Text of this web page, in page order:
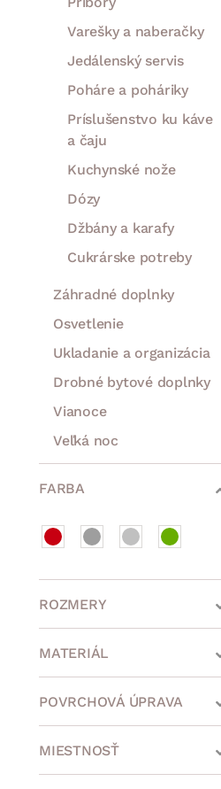
Varešky a naberačky
Jedálenský servis
Poháre a poháriky
Príslušenstvo ku káve
a čaju
Kuchynské nože
Dózy
Džbány a karafy
Cukrárske potreby
Záhradné doplnky
Osvetlenie
Ukladanie a organizácia
Drobné bytové doplnky
Vianoce
Veľká noc
Sedacie súpravy a pohovky
Zostavy a steny
Drobný nábytok
Spotrebiče
FARBA
ROZMERY
min. cm max.
min. cm max. cm
MATERIÁL
POVRCHOVÁ ÚPRAVA
MIESTNOSŤ